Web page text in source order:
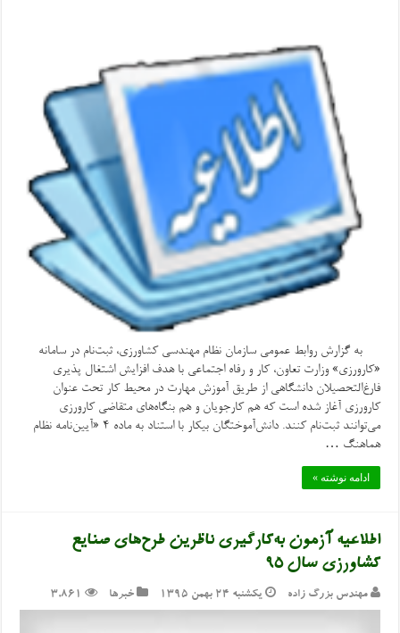
به گزارش روابط عمومی سازمان نظام مهندسی کشاورزی، ثبت‌نام در سامانه
«کارورزی» وزارت تعاون، کار و رفاه اجتماعی با هدف افزایش اشتغال پذیری
فارغ‌التحصیلان دانشگاهی از طریق آموزش مهارت در محیط کار تحت عنوان
کارورزی آغاز شده است که هم کارجویان و هم بنگاه‌های متقاضی کارورزی
می‌توانند ثبت‌نام کنند. دانش‌آموختگان بیکار با استناد به ماده ۴ «آیین‌نامه نظام
هماهنگ …
ادامه نوشته »
اطلاعیه آزمون به‌کارگیری ناظرین طرح‌های صنایع
کشاورزی سال ۹۵
مهندس بزرگ زاده یکشنبه ۲۴ بهمن ۱۳۹۵ خبرها 3,861